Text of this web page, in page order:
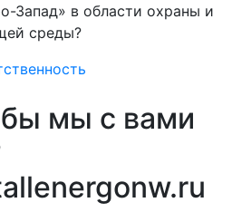
Запад» в области охраны и
среды?
мы с вами